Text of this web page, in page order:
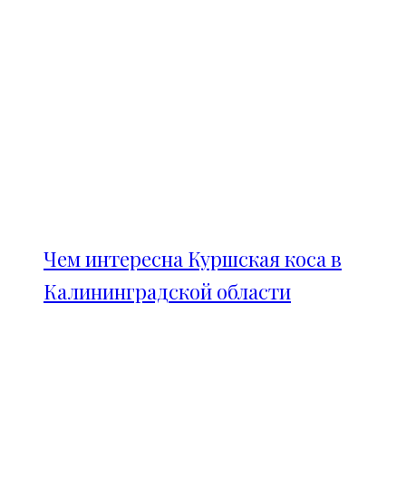
Чем интересна Куршская коса в
Калининградской области